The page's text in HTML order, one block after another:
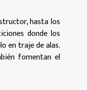
hasta los
donde los
en traje de alas.
fomentan el